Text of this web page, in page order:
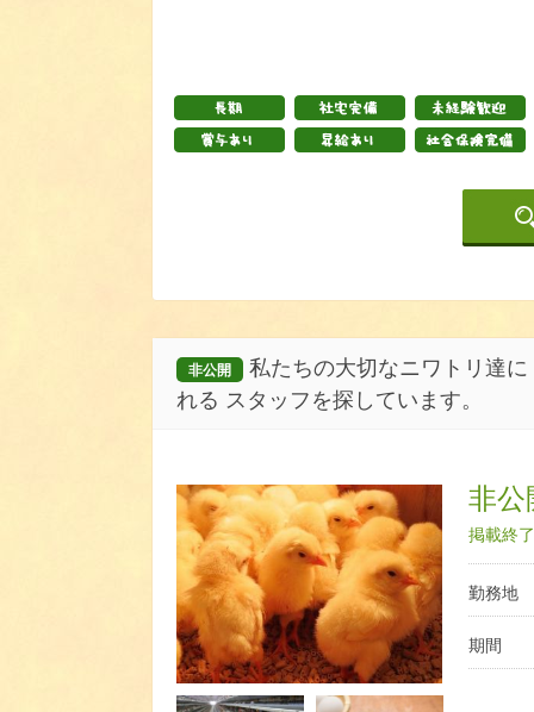
非公開
私たちの大切なニワトリ達に
れる スタッフを探しています。
非公
掲載終
勤務地
期間